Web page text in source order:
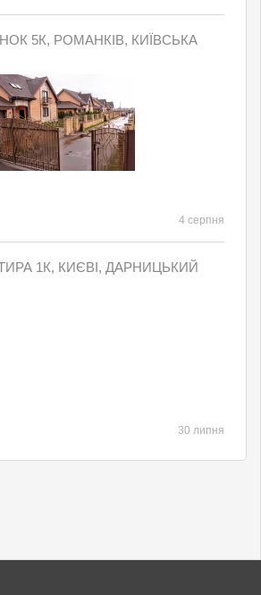
5К, РОМАНКІВ, КИЇВСЬКА
4 серпня
1К, КИЄВI, ДАРНИЦЬКИЙ
30 липня